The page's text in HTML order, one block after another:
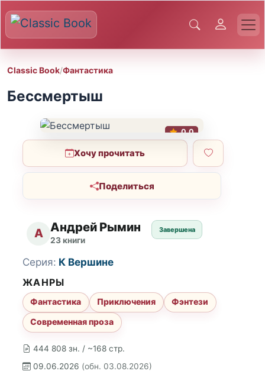
Classic Book/Фантастика
Бессмертыш
0.0
Хочу прочитать
Поделиться
А Андрей Рымин
23 книги
Завершена
444 808 зн. / ~168 стр.
09.06.2026 (обн. 03.08.2026)
Серия: К Вершине
ЖАНРЫ
Фантастика Приключения
Фэнтези
Современная проза